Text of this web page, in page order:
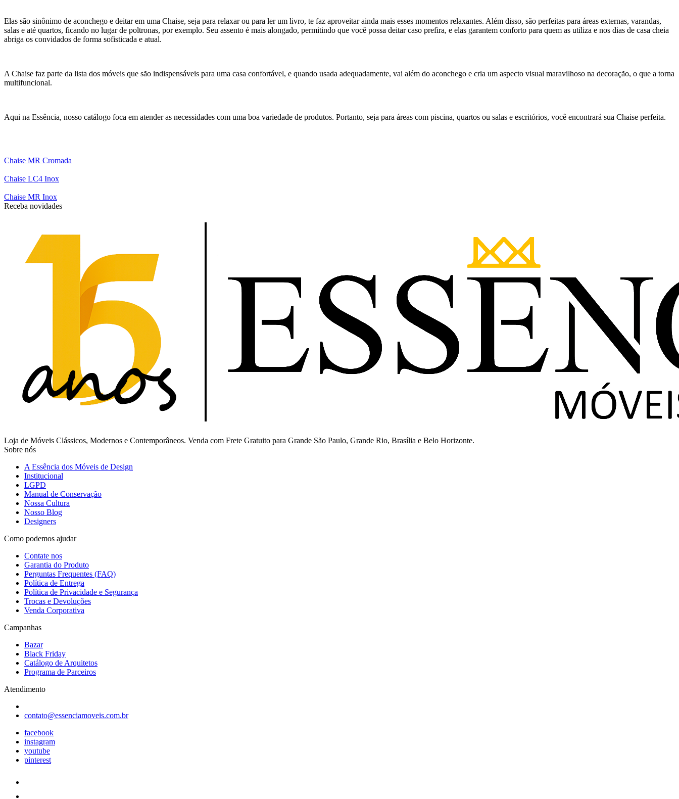
Elas são sinônimo de aconchego e deitar em uma Chaise, seja para relaxar ou para ler um livro, te faz aproveitar ainda mais esses momentos relaxantes. Além disso, são perfeitas para áreas externas, varandas,
salas e até quartos, ficando no lugar de poltronas, por exemplo. Seu assento é mais alongado, permitindo que você possa deitar caso prefira, e elas garantem conforto para quem as utiliza e nos dias de casa cheia
abriga os convidados de forma sofisticada e atual.
A Chaise faz parte da lista dos móveis que são indispensáveis para uma casa confortável, e quando usada adequadamente, vai além do aconchego e cria um aspecto visual maravilhoso na decoração, o que a torna
multifuncional.
Aqui na Essência, nosso catálogo foca em atender as necessidades com uma boa variedade de produtos. Portanto, seja para áreas com piscina, quartos ou salas e escritórios, você encontrará sua Chaise perfeita.
Chaise MR Cromada
Chaise LC4 Inox
Chaise MR Inox
Receba novidades
Loja de Móveis Clássicos, Modernos e Contemporâneos. Venda com Frete Gratuito para Grande São Paulo, Grande Rio, Brasília e Belo Horizonte.
Sobre nós
A Essência dos Móveis de Design
Institucional
LGPD
Manual de Conservação
Nossa Cultura
Nosso Blog
Designers
Como podemos ajudar
Contate nos
Garantia do Produto
Perguntas Frequentes (FAQ)
Política de Entrega
Política de Privacidade e Segurança
Trocas e Devoluções
Venda Corporativa
Campanhas
Bazar
Black Friday
Catálogo de Arquitetos
Programa de Parceiros
Atendimento
contato@essenciamoveis.com.br
facebook
instagram
youtube
pinterest